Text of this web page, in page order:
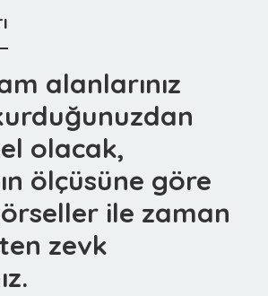
alanlarınız
olacak,
ölçüsüne göre
ile zaman
zevk